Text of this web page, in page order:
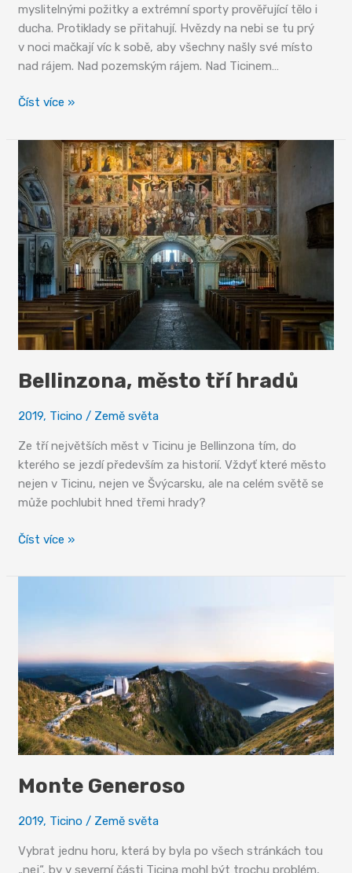
myslitelnými požitky a extrémní sporty prověřující tělo i
ducha. Protiklady se přitahují. Hvězdy na nebi se tu prý
v noci mačkají víc k sobě, aby všechny našly své místo
nad rájem. Nad pozemským rájem. Nad Ticinem…
Ticino
italské
Švýcarsko,
švýcarská
Itálie
Číst více »
Bellinzona, město tří hradů
2019, Ticino / Země světa
Ze tří největších měst v Ticinu je Bellinzona tím, do
kterého se jezdí především za historií. Vždyť které město
nejen v Ticinu, nejen ve Švýcarsku, ale na celém světě se
může pochlubit hned třemi hrady?
Bellinzona,
tří
Číst více »
Monte Generoso
2019, Ticino / Země světa
Vybrat jednu horu, která by byla po všech stránkách tou
„nej“, by v severní části Ticina mohl být trochu problém,